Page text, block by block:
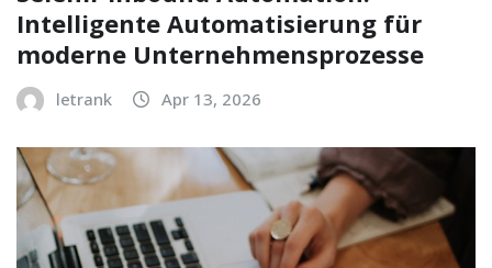
Intelligente Automatisierung für
moderne Unternehmensprozesse
letrank Apr 13, 2026